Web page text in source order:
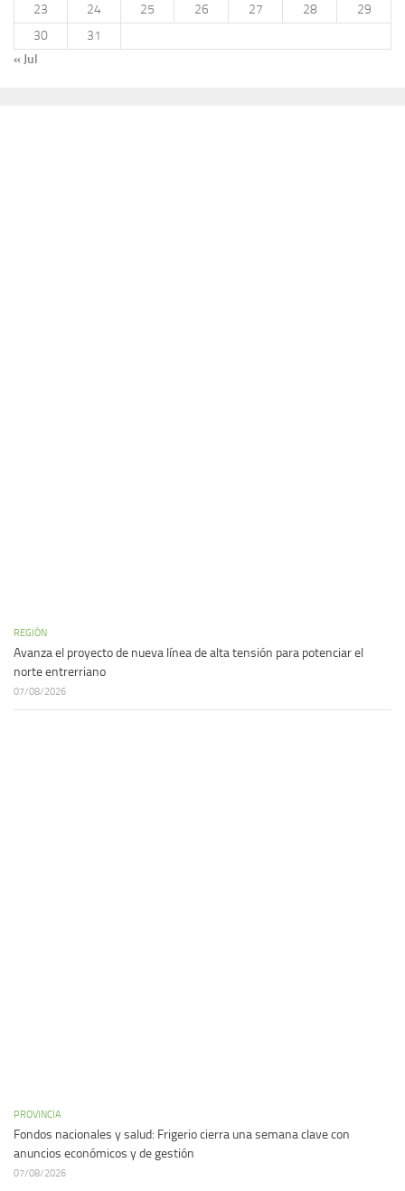
23
24 25 26 27 28
29
30
31
« Jul
REGIÓN
Avanza el proyecto de nueva línea de alta tensión para potenciar el
norte entrerriano
07/08/2026
PROVINCIA
Fondos nacionales y salud: Frigerio cierra una semana clave con
anuncios económicos y de gestión
07/08/2026